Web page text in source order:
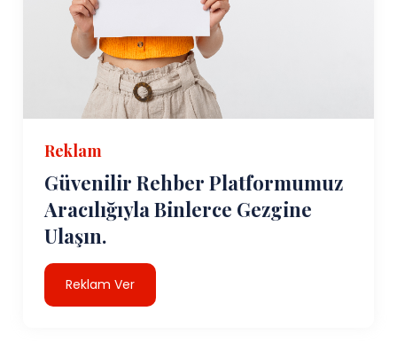
Reklam
Güvenilir Rehber Platformumuz
Aracılığıyla Binlerce Gezgine
Ulaşın.
Reklam Ver